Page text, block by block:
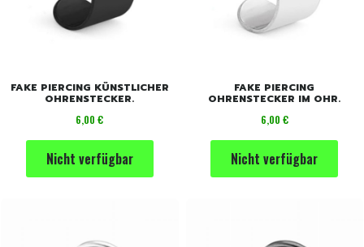
FAKE PIERCING KÜNSTLICHER
OHRENSTECKER.
Preis
6,00 €
Nicht verfügbar
FAKE PIERCING
OHRENSTECKER IM OHR.
Preis
6,00 €
Nicht verfügbar